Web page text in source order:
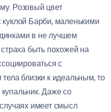
Розовый цвет
Барби, маленькими
в не лучшем
быть похожей на
с
близки к идеальным, то
Даже со
имеет смысл